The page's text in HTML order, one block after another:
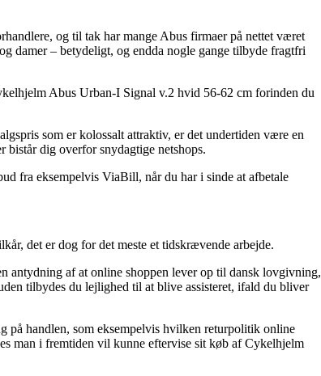
og til tak har mange Abus firmaer på nettet været
damer – betydeligt, og endda nogle gange tilbyde fragtfri
Abus Urban-I Signal v.2 hvid 56-62 cm forinden du
som er kolossalt attraktiv, er det undertiden være en
dig overfor snydagtige netshops.
fra eksempelvis ViaBill, når du har i sinde at afbetale
det er dog for det meste et tidskrævende arbejde.
antydning af at online shoppen lever op til dansk lovgivning,
tilbydes du lejlighed til at blive assisteret, ifald du bliver
på handlen, som eksempelvis hvilken returpolitik online
man i fremtiden vil kunne eftervise sit køb af Cykelhjelm